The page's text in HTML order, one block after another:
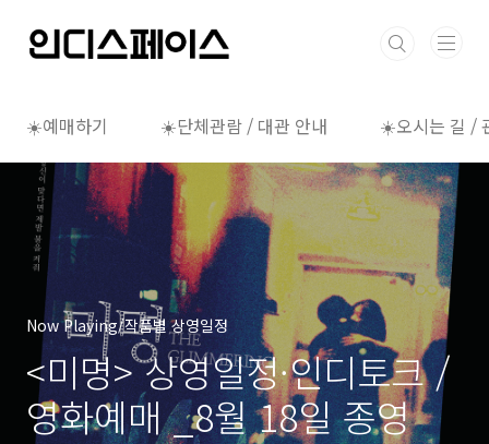
☀️예매하기 ☀️단체관람 / 대관 안내 ☀️오시는 길 /
Now Playing/작품별 상영일정
<미명> 상영일정·인디토크 /
영화예매 _8월 18일 종영